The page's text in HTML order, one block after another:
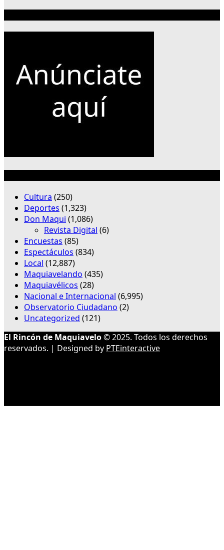
Cultura (250)
Deportes (1,323)
Don Maqui (1,086)
Revista Digital (6)
Encuestas (85)
Espectáculos (834)
Local (12,887)
Maquiavelando (435)
Maquiavélicos (28)
Nacional e Internacional (6,995)
Observatorio Ciudadano (2)
Uncategorized (121)
El Rincón de Maquiavelo© 2025. Todos los derechos
reservados. | Designed by PTEinteractive